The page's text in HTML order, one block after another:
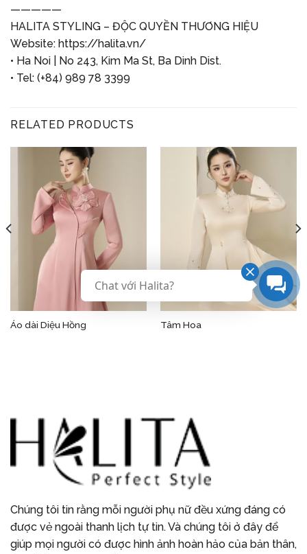
—————
HALITA STYLING – ĐỘC QUYỀN THƯƠNG HIỆU
Website: https://halita.vn/
• Ha Noi | No 243, Kim Ma St, Ba Dinh Dist.
• Tel: (+84) 989 78 3399
RELATED PRODUCTS
Áo dài Diệu Hồng Tâm Hoa
Chúng tôi tin rằng mỗi người phụ nữ đều xứng đáng có
được vẻ ngoài thanh lịch tự tin. Và chúng tôi ở đây để
giúp mọi người có được hình ảnh hoàn hảo của bản thân,
Chat với Halita?